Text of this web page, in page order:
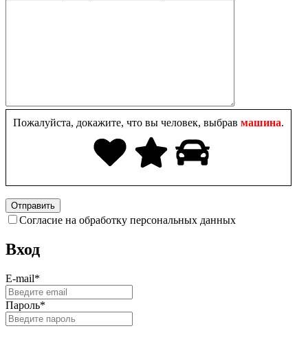
Пожалуйста, докажите, что вы человек, выбрав машина.
Согласие на обработку персональных данных
Вход
E-mail*
Пароль*